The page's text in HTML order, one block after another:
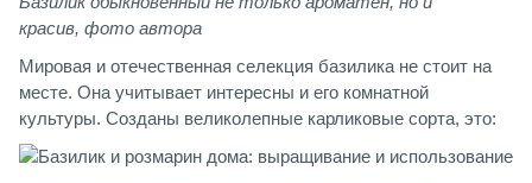
красив, фото автора
Мировая и отечественная селекция базилика не стоит на
месте. Она учитывает интересны и его комнатной
культуры. Созданы великолепные карликовые сорта, это: